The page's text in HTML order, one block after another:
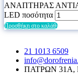
ΑΝΑΠΤΗΡΑΣ
LED ποσότητα
Προσθήκη στο καλάθι
21 1013 6509
ΠΑΤΡΩΝ 31Α,